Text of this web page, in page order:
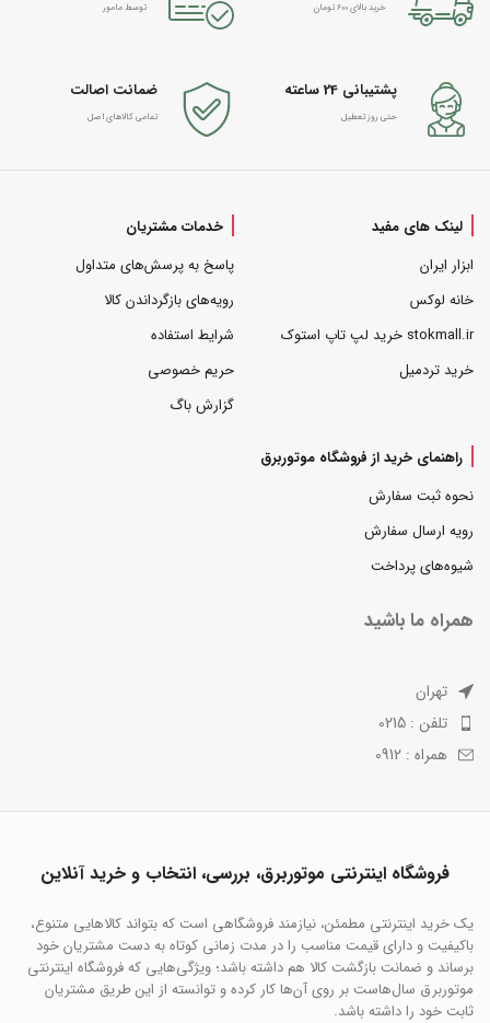
خرید بالای 600 تومان توسط مامور
پشتیبانی 24 ساعته
حتی روز تعطیل
ضمانت اصالت
تمامی کالاهای اصل
لینک های مفید
ابزار ایران
خانه لوکس
stokmall.ir خرید لپ تاپ استوک
خرید تردمیل
خدمات مشتریان
پاسخ به پرسش‌های متداول
رویه‌های بازگرداندن کالا
شرایط استفاده
حریم خصوصی
گزارش باگ
راهنمای خرید از فروشگاه موتوربرق
نحوه ثبت سفارش
رویه ارسال سفارش
شیوه‌های پرداخت
همراه ما باشید
تهران
تلفن : 0215
همراه : 0912
فروشگاه اینترنتی موتوربرق، بررسی، انتخاب و خرید آنلاین
یک خرید اینترنتی مطمئن، نیازمند فروشگاهی است که بتواند کالاهایی متنوع،
باکیفیت و دارای قیمت مناسب را در مدت زمانی کوتاه به دست مشتریان خود
برساند و ضمانت بازگشت کالا هم داشته باشد؛ ویژگی‌هایی که فروشگاه اینترنتی
موتوربرق سال‌هاست بر روی آن‌ها کار کرده و توانسته از این طریق مشتریان
ثابت خود را داشته باشد.